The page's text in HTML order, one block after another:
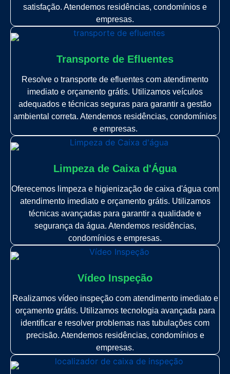
satisfação. Atendemos residências, condomínios e
empresas.
Transporte de Efluentes
Resolve o transporte de efluentes com atendimento
imediato e orçamento grátis. Utilizamos veículos
adequados e técnicas seguras para garantir a gestão
ambiental correta. Atendemos residências, condomínios
e empresas.
Limpeza de Caixa d'Água
Oferecemos limpeza e higienização de caixa d'água com
atendimento imediato e orçamento grátis. Utilizamos
técnicas avançadas para garantir a qualidade e
segurança da água. Atendemos residências,
condomínios e empresas.
Vídeo Inspeção
Realizamos vídeo inspeção com atendimento imediato e
orçamento grátis. Utilizamos tecnologia avançada para
identificar e resolver problemas nas tubulações com
precisão. Atendemos residências, condomínios e
empresas.